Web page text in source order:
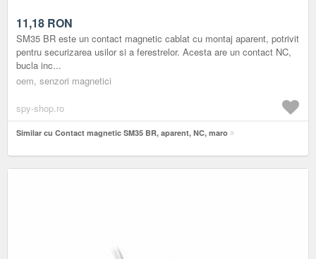
11,18 RON
SM35 BR este un contact magnetic cablat cu montaj aparent, potrivit
pentru securizarea usilor si a ferestrelor. Acesta are un contact NC,
bucla inc...
oem, senzori magnetici
spy-shop.ro
Similar cu Contact magnetic SM35 BR, aparent, NC, maro